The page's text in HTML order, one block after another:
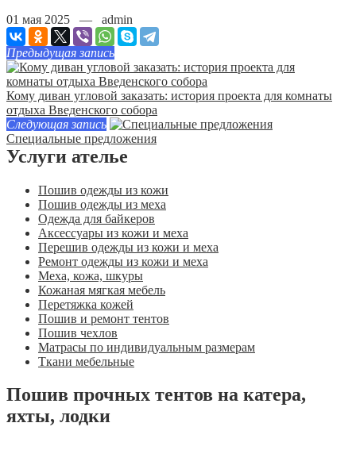
01 мая 2025 — admin
Предыдущая запись
Кому диван угловой заказать: история проекта для комнаты
отдыха Введенского собора
Следующая запись
Специальные предложения
Услуги ателье
Пошив одежды из кожи
Пошив одежды из меха
Одежда для байкеров
Аксессуары из кожи и меха
Перешив одежды из кожи и меха
Ремонт одежды из кожи и меха
Меха, кожа, шкуры
Кожаная мягкая мебель
Перетяжка кожей
Пошив и ремонт тентов
Пошив чехлов
Матрасы по индивидуальным размерам
Ткани мебельные
Пошив прочных тентов на катера,
яхты, лодки